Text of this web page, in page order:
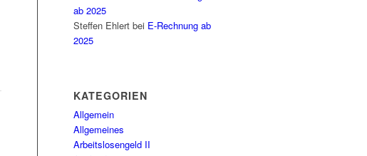
ab 2025
Steffen Ehlert bei E-Rechnung ab
2025
KATEGORIEN
Allgemein
Allgemeines
Arbeitslosengeld II